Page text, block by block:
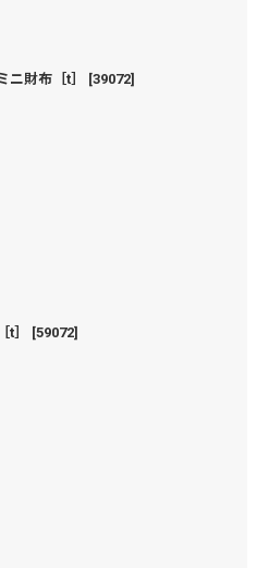
ニ財布［t］ [39072]
t］ [59072]